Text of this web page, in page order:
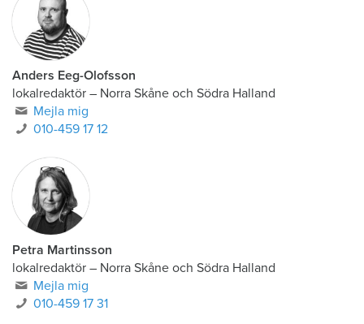
Anders Eeg-Olofsson
lokalredaktör – Norra Skåne och Södra Halland
Mejla mig
010-459 17 12
Petra Martinsson
lokalredaktör – Norra Skåne och Södra Halland
Mejla mig
010-459 17 31